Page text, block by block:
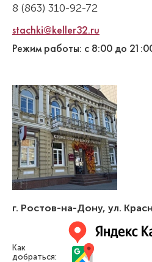
8 (863) 310-92-72
stachki@keller32.ru
Режим работы: с 8:00 до
г. Ростов-на-Дону, ул.
Как
добраться: